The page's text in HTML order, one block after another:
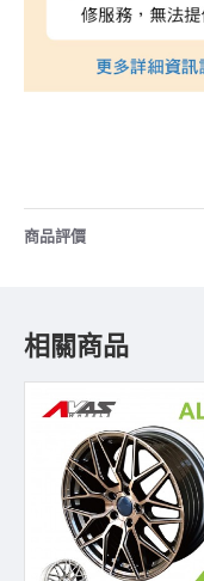
商品評價
相關商品